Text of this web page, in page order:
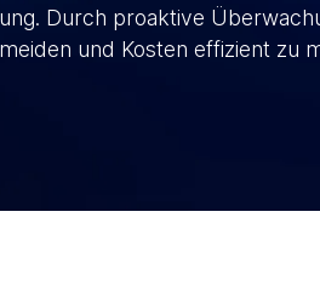
Durch proaktive
und Kosten effizient zu